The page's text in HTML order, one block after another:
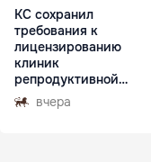
КС сохранил
требования к
лицензированию
клиник
репродуктивной
медицины
вчера